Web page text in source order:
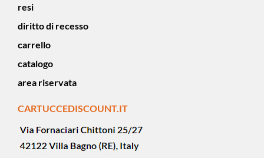
resi
diritto di recesso
carrello
catalogo
area riservata
CARTUCCEDISCOUNT.IT